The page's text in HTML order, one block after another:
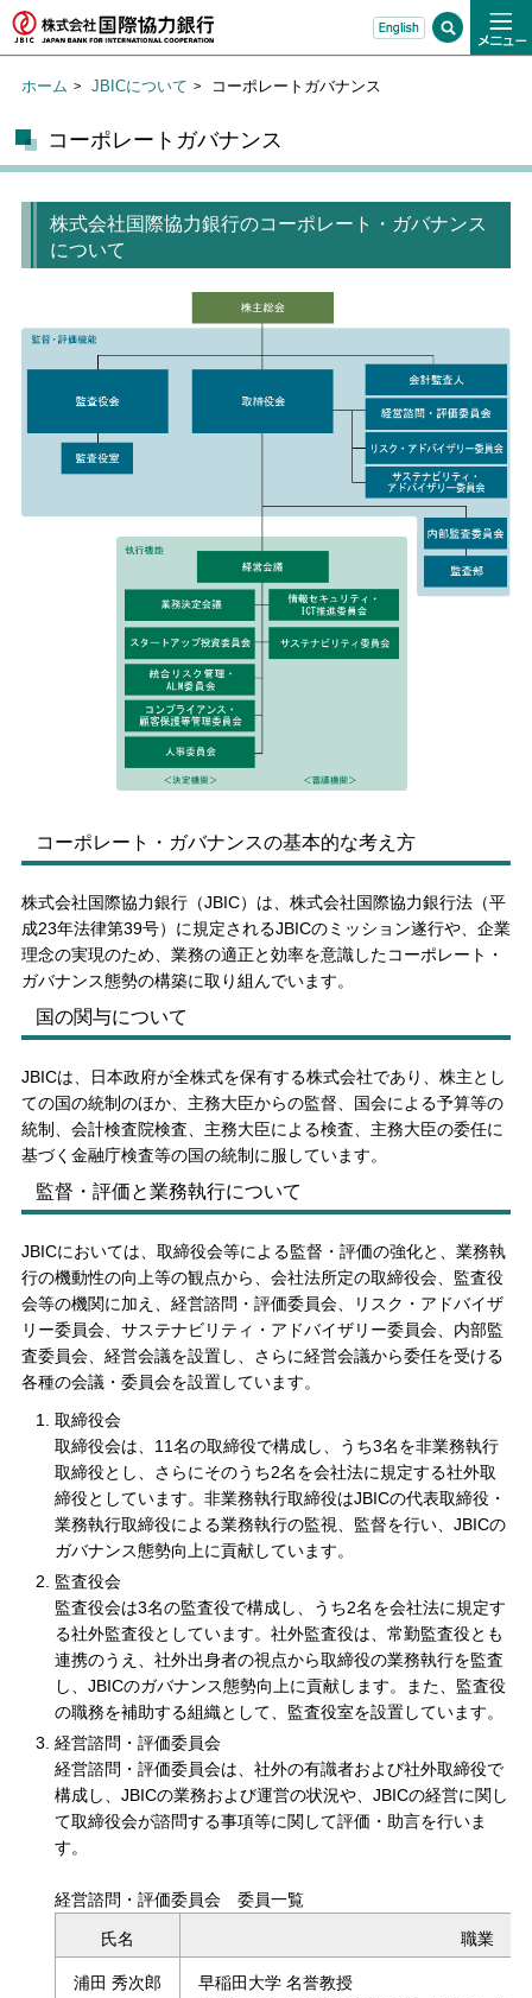
ホーム JBICについて コーポレートガバナンス
コーポレートガバナンス
株式会社国際協力銀行のコーポレート・ガバナンス
について
コーポレート・ガバナンスの基本的な考え方
株式会社国際協力銀行（JBIC）は、株式会社国際協力銀行法（平
成23年法律第39号）に規定されるJBICのミッション遂行や、企業
理念の実現のため、業務の適正と効率を意識したコーポレート・
ガバナンス態勢の構築に取り組んでいます。
国の関与について
JBICは、日本政府が全株式を保有する株式会社であり、株主とし
ての国の統制のほか、主務大臣からの監督、国会による予算等の
統制、会計検査院検査、主務大臣による検査、主務大臣の委任に
基づく金融庁検査等の国の統制に服しています。
監督・評価と業務執行について
JBICにおいては、取締役会等による監督・評価の強化と、業務執
行の機動性の向上等の観点から、会社法所定の取締役会、監査役
会等の機関に加え、経営諮問・評価委員会、リスク・アドバイザ
リー委員会、サステナビリティ・アドバイザリー委員会、内部監
査委員会、経営会議を設置し、さらに経営会議から委任を受ける
各種の会議・委員会を設置しています。
取締役会
取締役会は、11名の取締役で構成し、うち3名を非業務執行
取締役とし、さらにそのうち2名を会社法に規定する社外取
締役と しています。非業務執行取締役はJBICの代表取締役・
業務執行取締役による業務執行の監視、監督を行い、 JBICの
ガバナンス態勢向上に貢献しています。
監査役会
監査役会は3名の監査役で構成し、うち2名を会社法に規定す
る社外監査役としています。社外監査役は、常勤監査役とも
連携のうえ、社外出身者の視点から取締役の業務執行を監査
し、JBICのガバナンス態勢向上に貢献します。また、監査役
の職務を補助する組織として、監査役室を設置しています。
経営諮問・評価委員会
経営諮問・評価委員会は、社外の有識者および社外取締役で
構成し、JBICの業務および運営の状況や、JBICの経営に関し
て取締役会が諮問する事項等に関して評価・助言を行いま
す。
経営諮問・評価委員会 委員一覧
氏名 職業
浦田 秀次郎
早稲田大学 名誉教授